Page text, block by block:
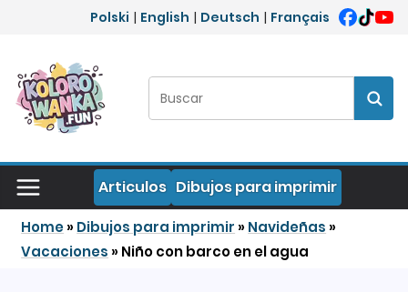
Saltar al contenido
Polski | English | Deutsch | Français
Articulos Dibujos para imprimir
Home» Dibujos para imprimir » Navideñas »
Vacaciones » Niño con barco en el agua